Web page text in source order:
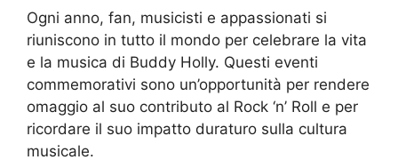
Ogni anno, fan, musicisti e appassionati si
riuniscono in tutto il mondo per celebrare la vita
e la musica di Buddy Holly. Questi eventi
commemorativi sono un’opportunità per rendere
omaggio al suo contributo al Rock ‘n’ Roll e per
ricordare il suo impatto duraturo sulla cultura
musicale.